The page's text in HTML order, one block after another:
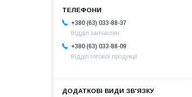
+380 (63) 033-88-37
Відділ запчастин
+380 (63) 033-88-09
Відділ готової продукції